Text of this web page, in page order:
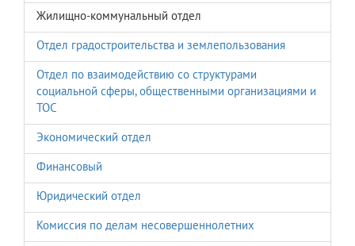
Жилищно-коммунальный отдел
Отдел градостроительства и землепользования
Отдел по взаимодействию со структурами
социальной сферы, общественными организациями и
ТОС
Экономический отдел
Финансовый
Юридический отдел
Комиссия по делам несовершеннолетних